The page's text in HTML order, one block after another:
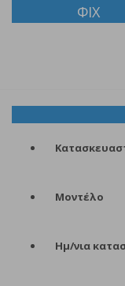
ΦΙΧ
Μοντέλο
Ημ/νια